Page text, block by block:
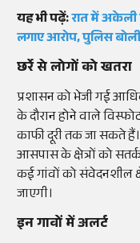
यह भी पढ़ें:रात में अकेली
लगाए आरोप, पुलिस
छर्रे से लोगों को खतरा
प्रशासन को भेजी गई
के दौरान होने वाले
काफी दूरी तक जा सकते
आसपास के क्षेत्रों को
कई गांवों को संवेदनशील
जाएगी।
इन गावों में अलर्ट